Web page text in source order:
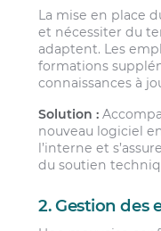
La mise en place
et nécessiter du
adaptent. Les
formations
connaissances à
Solution :
nouveau logiciel
l’interne et
du soutien
2. Gestion des